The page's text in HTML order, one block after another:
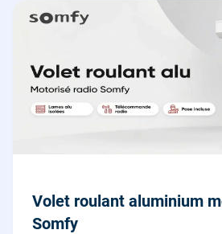
Volet roulant aluminium
Somfy